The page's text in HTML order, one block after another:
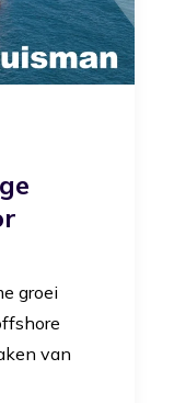
groei
van